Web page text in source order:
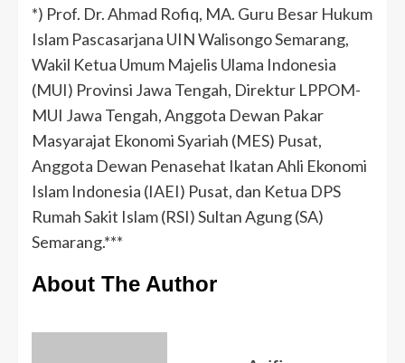
*) Prof. Dr. Ahmad Rofiq, MA. Guru Besar Hukum
Islam Pascasarjana UIN Walisongo Semarang,
Wakil Ketua Umum Majelis Ulama Indonesia
(MUI) Provinsi Jawa Tengah, Direktur LPPOM-
MUI Jawa Tengah, Anggota Dewan Pakar
Masyarajat Ekonomi Syariah (MES) Pusat,
Anggota Dewan Penasehat Ikatan Ahli Ekonomi
Islam Indonesia (IAEI) Pusat, dan Ketua DPS
Rumah Sakit Islam (RSI) Sultan Agung (SA)
Semarang.***
About The Author